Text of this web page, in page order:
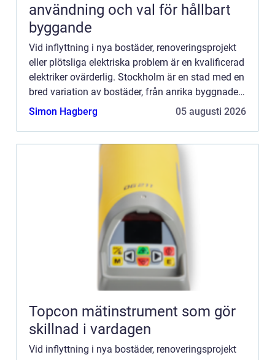
användning och val för hållbart
byggande
Vid inflyttning i nya bostäder, renoveringsprojekt
eller plötsliga elektriska problem är en kvalificerad
elektriker ovärderlig. Stockholm är en stad med en
bred variation av bostäder, från anrika byggnader
till mod...
Simon Hagberg 05 augusti 2026
Topcon mätinstrument som gör
skillnad i vardagen
Vid inflyttning i nya bostäder, renoveringsprojekt